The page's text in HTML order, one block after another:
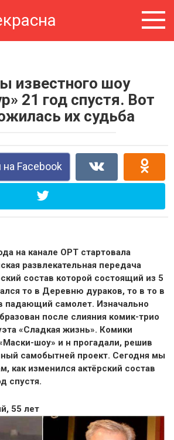
известного шоу
21 год спустя. Вот
их судьба
Facebook
на канале ОРТ стартовала
развлекательная передача
состав которой состоящий из 5
то в Деревню дураков, то в то в
падающий самолет. Изначально
после слияния комик-трио
«Сладкая жизнь». Комики
шоу» и н прогадали, решив
самобытней проект. Сегодня мы
как изменился актёрский состав
спустя.
55 лет